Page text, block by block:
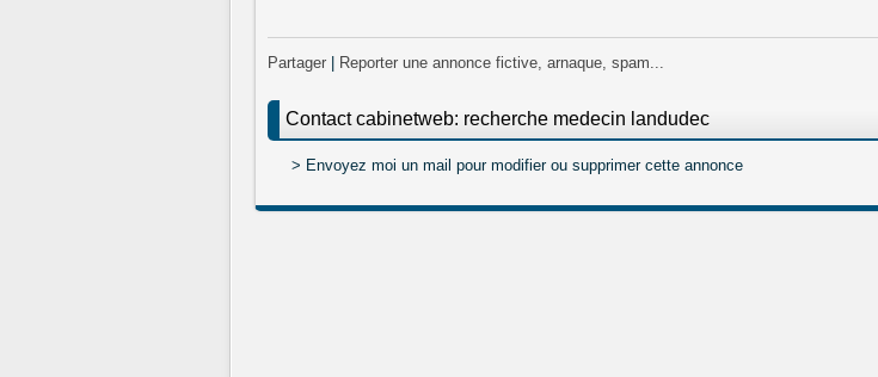
Partager Reporter une annonce fictive, arnaque, spam...
Contact cabinetweb: recherche medecin landudec
> Envoyez moi un mail pour modifier ou supprimer cette annonce